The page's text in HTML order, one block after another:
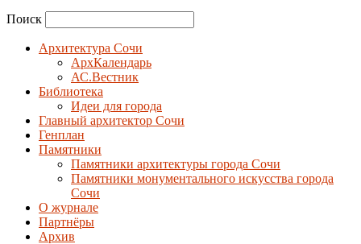
Поиск
Архитектура Сочи
АрхКалендарь
АС.Вестник
Библиотека
Идеи для города
Главный архитектор Сочи
Генплан
Памятники
Памятники архитектуры города Сочи
Памятники монументального искусства города
Сочи
О журнале
Партнёры
Архив